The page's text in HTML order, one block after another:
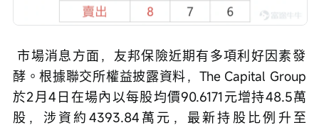
酵。根據聯交所權益披露資料，The Capital Group
於2月4日在場內以每股均價90.6171元增持48.5萬
股，涉資約4393.84萬元，最新持股比例升至